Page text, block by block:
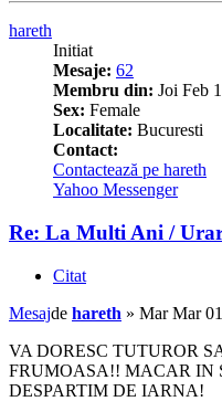
hareth
Initiat
Mesaje: 62
Membru din: Joi Feb
Sex: Female
Localitate: Bucuresti
Contact:
Contactează pe hareth
Yahoo Messenger
Re: La Multi Ani /
Citat
Mesajde hareth » Mar Mar
VA DORESC TUTUROR
FRUMOASA!! MACAR IN
DESPARTIM DE IARNA!